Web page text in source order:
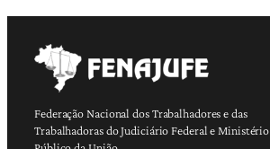
Federação Nacional dos Trabalhadores e das
Trabalhadoras do Judiciário Federal e Ministério